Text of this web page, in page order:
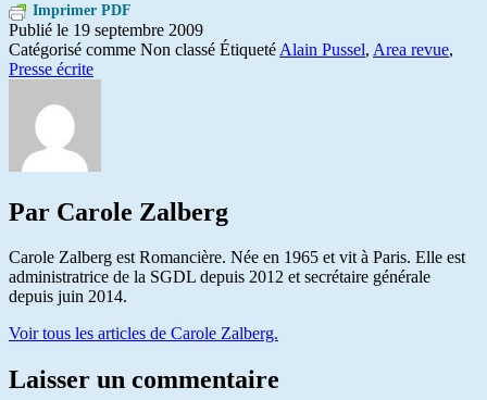
Imprimer PDF
Publié le 19 septembre 2009
Catégorisé comme Non classé Étiqueté Alain Pussel, Area revue,
Presse écrite
Par Carole Zalberg
Carole Zalberg est Romancière. Née en 1965 et vit à Paris. Elle est
administratrice de la SGDL depuis 2012 et secrétaire générale
depuis juin 2014.
Voir tous les articles de Carole Zalberg.
Laisser un commentaire